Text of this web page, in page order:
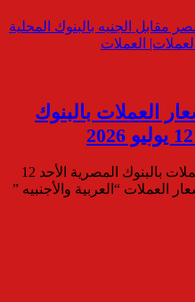
العملات بالبنوك
ينشر موقع النخبة، أسعار العملات بالبنوك المصرية الأحد 12
أسعار العملات “العربية والأجنبيه ”